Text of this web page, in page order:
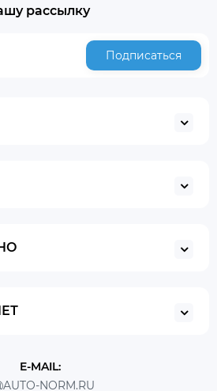
рассылку
Подписаться
E-MAIL:
NORM.RU